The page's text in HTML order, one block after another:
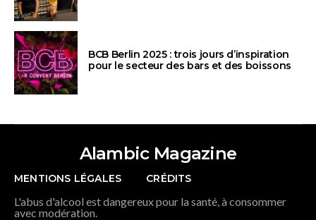
BCB Berlin 2025 : trois jours d’inspiration
pour le secteur des bars et des boissons
Alambic Magazine
MENTIONS LÉGALES CRÉDITS
L'abus d'alcool est dangereux pour la santé, à consommer
avec modération.